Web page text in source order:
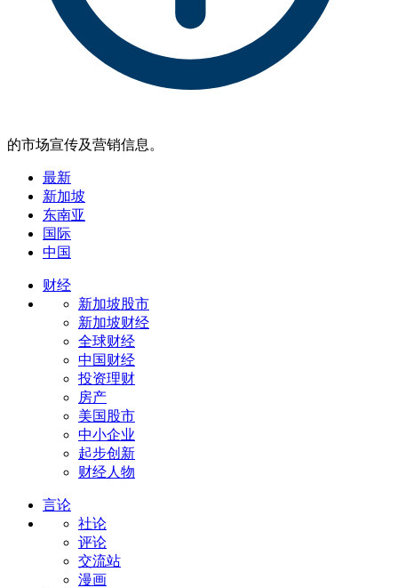
的市场宣传及营销信息。
最新
新加坡
东南亚
国际
中国
财经
新加坡股市
新加坡财经
全球财经
中国财经
投资理财
房产
美国股市
中小企业
起步创新
财经人物
言论
社论
评论
交流站
漫画